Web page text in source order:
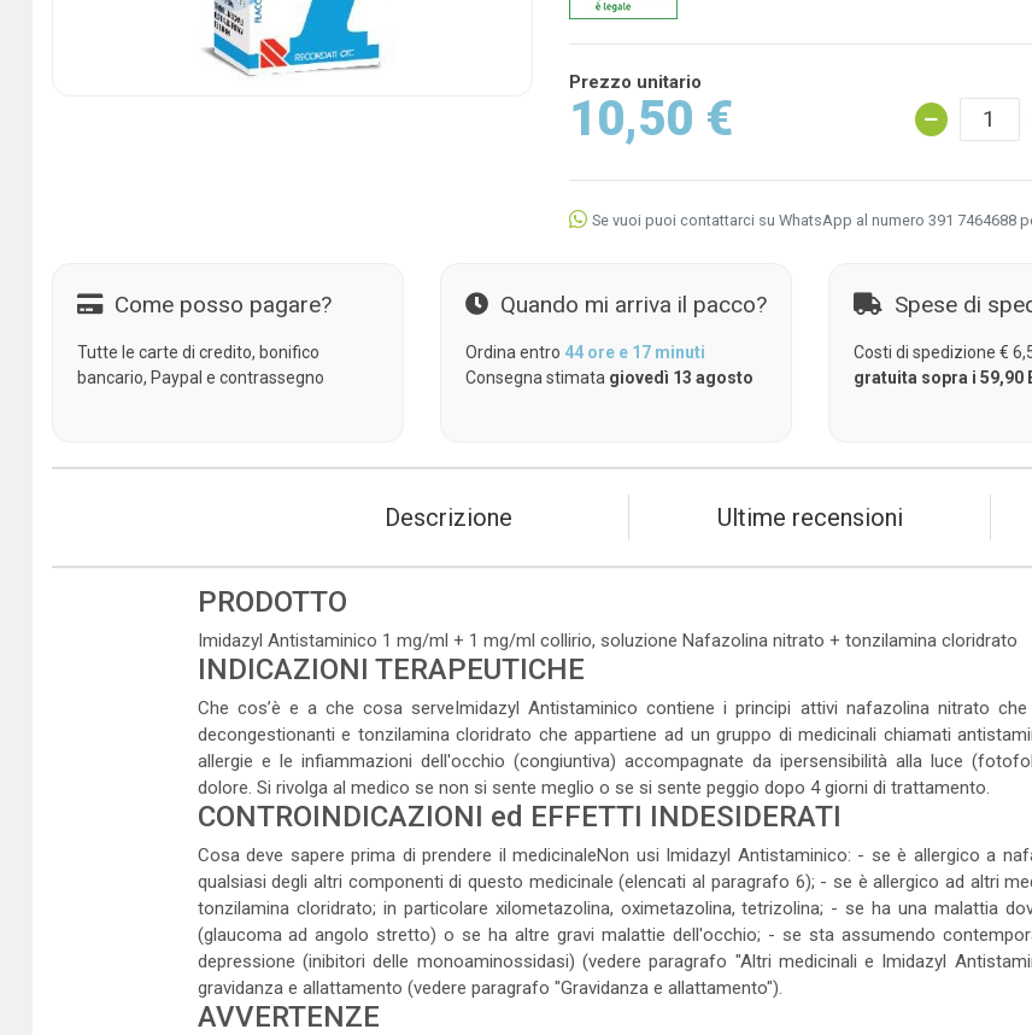
Prezzo unitario
10,50 €
Se vuoi puoi contattarci su WhatsApp al numero 391 7464688
Come posso pagare?
Tutte le carte di credito, bonifico
bancario, Paypal e contrassegno
Quando mi arriva il pacco?
Ordina entro 44 ore e 17 minuti
Consegna stimata giovedì 13 agosto
Spese di
Costi di spedizione €
gratuita sopra i 59,90
Descrizione Ultime recensioni
PRODOTTO
Imidazyl Antistaminico 1 mg/ml + 1 mg/ml collirio, soluzione Nafazolina nitrato + tonzilamina cloridrato
INDICAZIONI TERAPEUTICHE
Che cos’è e a che cosa serveImidazyl Antistaminico contiene i principi attivi nafazolina nitrato
decongestionanti e tonzilamina cloridrato che appartiene ad un gruppo di medicinali chiamati
allergie e le infiammazioni dell'occhio (congiuntiva) accompagnate da ipersensibilità alla luce
dolore. Si rivolga al medico se non si sente meglio o se si sente peggio dopo 4 giorni di trattamento.
CONTROINDICAZIONI ed EFFETTI INDESIDERATI
Cosa deve sapere prima di prendere il medicinaleNon usi Imidazyl Antistaminico: - se è allergico a
qualsiasi degli altri componenti di questo medicinale (elencati al paragrafo 6); - se è allergico ad altri
tonzilamina cloridrato; in particolare xilometazolina, oximetazolina, tetrizolina; - se ha una malattia
(glaucoma ad angolo stretto) o se ha altre gravi malattie dell'occhio; - se sta assumendo
depressione (inibitori delle monoaminossidasi) (vedere paragrafo "Altri medicinali e Imidazyl
gravidanza e allattamento (vedere paragrafo "Gravidanza e allattamento").
AVVERTENZE